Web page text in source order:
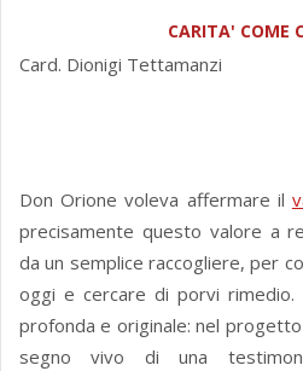
CARITA' COME
Card. Dionigi Tettamanzi
Don Orione voleva affermare il
precisamente questo valore a
da un semplice raccogliere, per
oggi e cercare di porvi
profonda e originale: nel
segno vivo di una